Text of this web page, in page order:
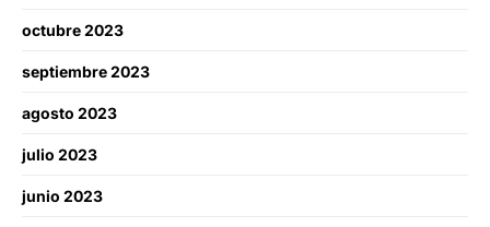
octubre 2023
septiembre 2023
agosto 2023
julio 2023
junio 2023